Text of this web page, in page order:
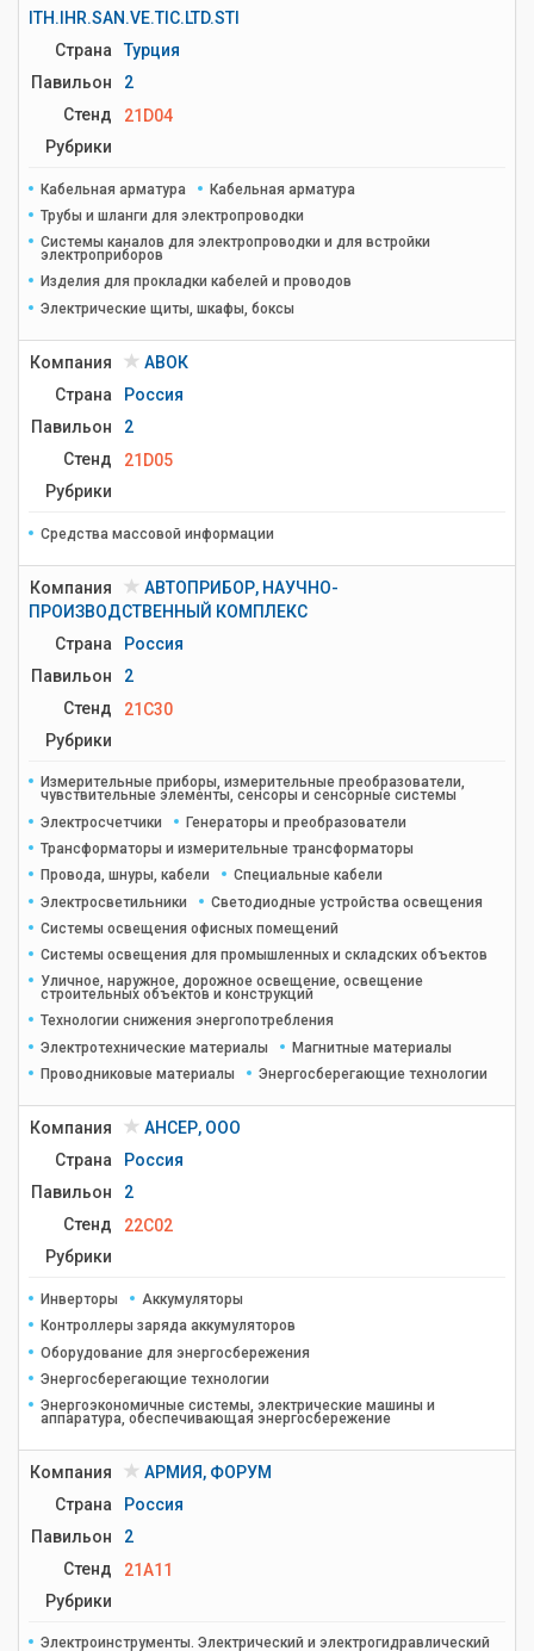
ITH.IHR.SAN.VE.TIC.LTD.STI
Страна
Турция
Павильон
2
Стенд
21D04
Рубрики
Кабельная арматура
Кабельная арматура
Трубы и шланги для электропроводки
Системы каналов для электропроводки и для встройки
электроприборов
Изделия для прокладки кабелей и проводов
Электрические щиты, шкафы, боксы
Компания
АВОК
Страна
Россия
Павильон
2
Стенд
21D05
Рубрики
Средства массовой информации
Компания
АВТОПРИБОР, НАУЧНО-
ПРОИЗВОДСТВЕННЫЙ КОМПЛЕКС
Страна
Россия
Павильон
2
Стенд
21C30
Рубрики
Измерительные приборы, измерительные преобразователи,
чувствительные элементы, сенсоры и сенсорные системы
Электросчетчики
Генераторы и преобразователи
Трансформаторы и измерительные трансформаторы
Провода, шнуры, кабели
Специальные кабели
Электросветильники
Светодиодные устройства освещения
Системы освещения офисных помещений
Системы освещения для промышленных и складских объектов
Уличное, наружное, дорожное освещение, освещение
строительных объектов и конструкций
Технологии снижения энергопотребления
Электротехнические материалы
Магнитные материалы
Проводниковые материалы
Энергосберегающие технологии
Компания
АНСЕР, ООО
Страна
Россия
Павильон
2
Стенд
22C02
Рубрики
Инверторы
Аккумуляторы
Контроллеры заряда аккумуляторов
Оборудование для энергосбережения
Энергосберегающие технологии
Энергоэкономичные системы, электрические машины и
аппаратура, обеспечивающая энергосбережение
Компания
АРМИЯ, ФОРУМ
Страна
Россия
Павильон
2
Стенд
21A11
Рубрики
Электроинструменты. Электрический и электрогидравлический